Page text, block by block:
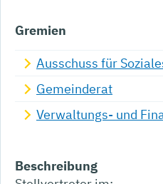
Gremien
Ausschuss für
Gemeinderat
Verwaltungs- und
Beschreibung